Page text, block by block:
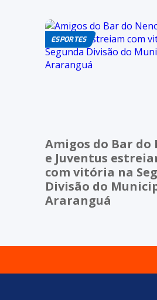
ESPORTES
Amigos do Bar do
e Juventus
com vitória na
Divisão do
Araranguá